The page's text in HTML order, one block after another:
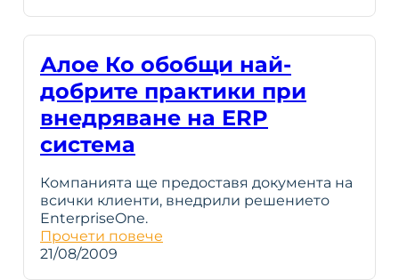
Алое Ко обобщи най-
добрите практики при
внедряване на ERP
система
Компанията ще предоставя документа на
всички клиенти, внедрили решението
EnterpriseOne.
Прочети повече
21/08/2009